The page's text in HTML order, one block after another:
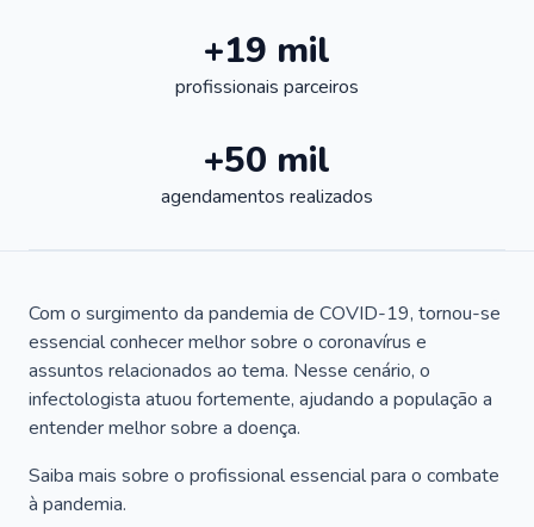
+19 mil
profissionais parceiros
+50 mil
agendamentos realizados
Com o surgimento da pandemia de COVID-19, tornou-se
essencial conhecer melhor sobre o coronavírus e
assuntos relacionados ao tema. Nesse cenário, o
infectologista atuou fortemente, ajudando a população a
entender melhor sobre a doença.
Saiba mais sobre o profissional essencial para o combate
à pandemia.